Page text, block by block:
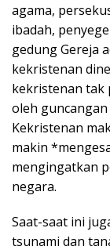
agama,
ibadah,
gedung Gereja
kekristenan
kekristenan tak
oleh
Kekristenan
makin
mengingatkan
negara.
Saat-saat ini
tsunami dan